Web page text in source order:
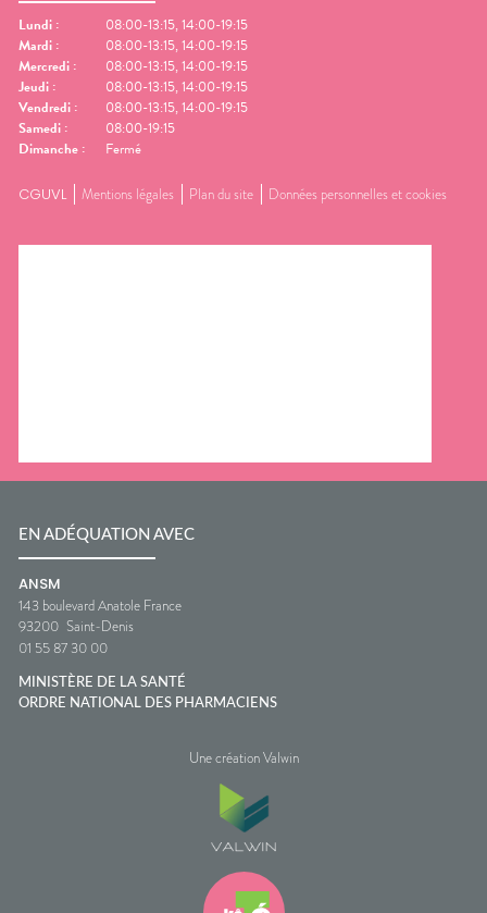
Lundi :
08:00-13:15, 14:00-19:15
Mardi :
08:00-13:15, 14:00-19:15
Mercredi :
08:00-13:15, 14:00-19:15
Jeudi :
08:00-13:15, 14:00-19:15
Vendredi :
08:00-13:15, 14:00-19:15
Samedi :
08:00-19:15
Dimanche : Fermé
CGUVL Mentions légales Plan du site Données personnelles et cookies
EN ADÉQUATION AVEC
ANSM
143 boulevard Anatole France
93200 Saint-Denis
01 55 87 30 00
MINISTÈRE DE LA SANTÉ
ORDRE NATIONAL DES PHARMACIENS
Une création Valwin